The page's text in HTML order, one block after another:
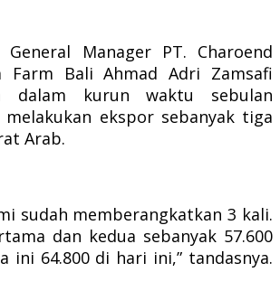
Manager PT. Charoend
Farm Bali Ahmad Adri Zamsafi
dalam kurun waktu sebulan
ekspor sebanyak tiga
Arab.
sudah memberangkatkan 3 kali.
dan kedua sebanyak 57.600
ini 64.800 di hari ini,” tandasnya.